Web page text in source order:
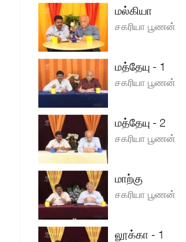
மல்கியா
சகரியா பூணன்
மத்தேயு - 1
சகரியா பூணன்
மத்தேயு - 2
சகரியா பூணன்
மாற்கு
சகரியா பூணன்
லூக்கா - 1